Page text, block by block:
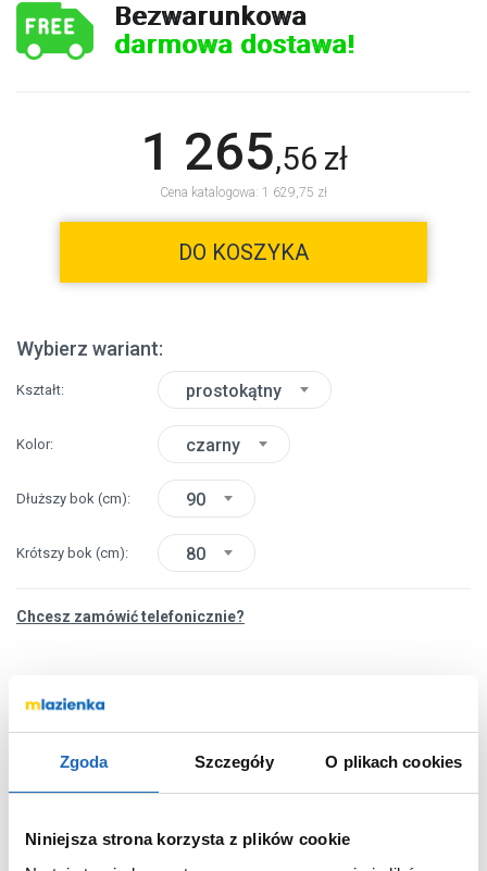
Zgoda Szczegóły O plikach cookies
Niniejsza strona korzysta z plików cookie
Bezwarunkowa
darmowa dostawa!
1 265,56 zł
Cena katalogowa: 1 629,75 zł
DO KOSZYKA
Wybierz wariant:
Kształt prostokątny
Kolor czarny
Dłuższy bok (cm) 90
Krótszy bok (cm) 80
Chcesz zamówić telefonicznie?
OPIS PRODUKTU
Marka
Schedpol